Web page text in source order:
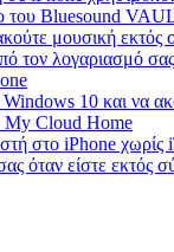
του Bluesound
μουσική εκτός
τον λογαριασμό
10 και να
My Cloud Home
στο iPhone
όταν είστε εκτός